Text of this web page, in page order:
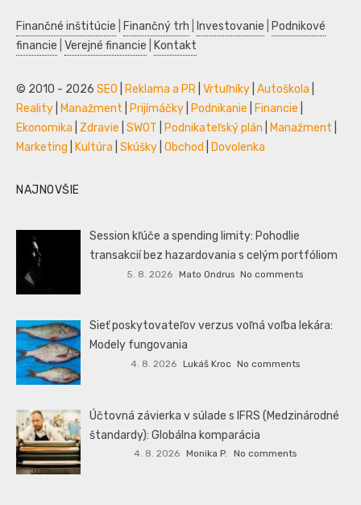
Finančné inštitúcie Finančný trh Investovanie
Podnikové
financie Verejné financie Kontakt
© 2010 - 2026 SEO Reklama a PR Vrtuľníky Autoškola
Reality
Manažment Prijímáčky Podnikanie Financie
Ekonomika
Zdravie SWOT Podnikateľský plán Manažment
Marketing
Kultúra Skúšky Obchod Dovolenka
NAJNOVŠIE
Session kľúče a spending limity: Pohodlie
transakcií bez hazardovania s celým portfóliom
5. 8. 2026 Mato Ondrus No comments
Sieť poskytovateľov verzus voľná voľba lekára:
Modely fungovania
4. 8. 2026 Lukáš Kroc No comments
Účtovná závierka v súlade s IFRS (Medzinárodné
štandardy): Globálna komparácia
4. 8. 2026 Monika P. No comments